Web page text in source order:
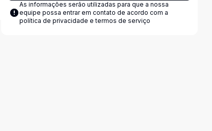
As informações serão utilizadas para que a nossa
equipe possa entrar em contato de acordo com a
política de privacidade e termos de serviço